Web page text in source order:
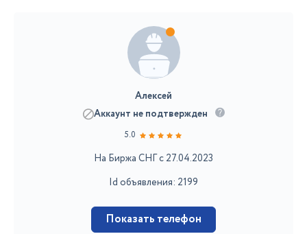
Алексей
Аккаунт не подтвержден
5.0
На Биржа СНГ с 27.04.2023
Id объявления: 2199
Показать телефон